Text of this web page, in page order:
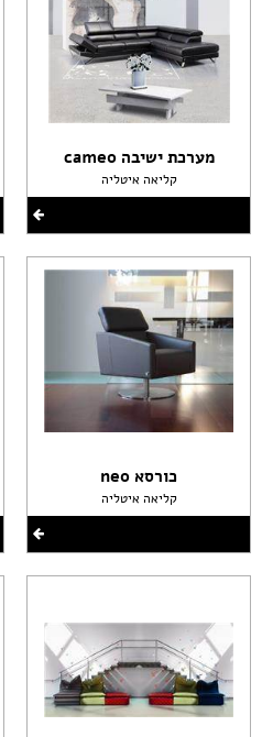
מערכת ישיבה cameo
קליאה איטליה
כורסא neo
קליאה איטליה